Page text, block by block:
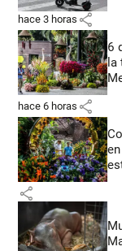
hace 3 horas share
6
hace 6 horas share
share